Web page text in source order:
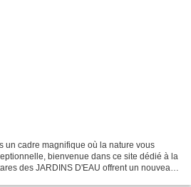
un cadre magnifique où la nature vous
bienvenue dans ce site dédié à la
des JARDINS D'EAU offrent un nouveau